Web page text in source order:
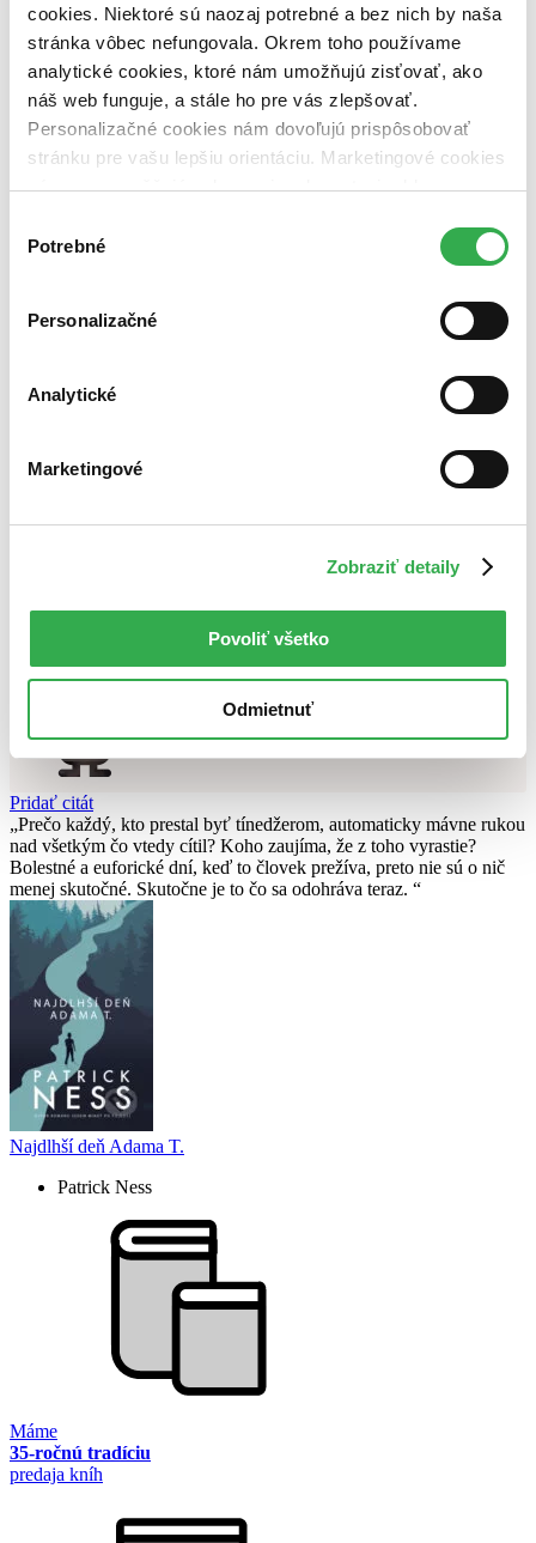
cookies. Niektoré sú naozaj potrebné a bez nich by naša
stránka vôbec nefungovala. Okrem toho používame
analytické cookies, ktoré nám umožňujú zisťovať, ako
náš web funguje, a stále ho pre vás zlepšovať.
Personalizačné cookies nám dovoľujú prispôsobovať
stránku pre vašu lepšiu orientáciu. Marketingové cookies
nám zas umožňujú zobrazenie relevantnej reklamy.
nám pomohlo, keby sme mohli používať všetky tieto
súhlasu
Potrebné
Personalizačné
Analytické
Marketingové
Zobraziť detaily
Povoliť všetko
Odmietnuť
nová (0 titulov)nová
čítaná (0 titulov)čítaná
čítaná - výborný stav (0 titulov)
čítaná - výborný stav
čítaná - mierne opotrebovaná (0 titulov)čítaná - mierne
opotrebovaná
čítané verzie vypredaných kníh (0 titulov)čítané verzie
vypredaných kníh
Zúžiť výber
Zoradiť
Novinky
Najvyššia zľava
Použité filtre
Skúste prosím zmeniť vyhľadávaný výraz.
Chcete poradiť knihu?
Pridať citát
Prečo každý, kto prestal byť tínedžerom, automaticky mávne rukou
nad všetkým čo vtedy cítil? Koho zaujíma, že z toho vyrastie?
Bolestné a euforické dní, keď to človek prežíva, preto nie sú o nič
menej skutočné. Skutočne je to čo sa odohráva teraz.
Najdlhší deň Adama T.
Patrick Ness
Máme
35-ročnú tradíciu
predaja kníh